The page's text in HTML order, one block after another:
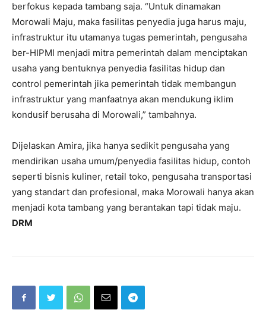
berfokus kepada tambang saja. “Untuk dinamakan
Morowali Maju, maka fasilitas penyedia juga harus maju,
infrastruktur itu utamanya tugas pemerintah, pengusaha
ber-HIPMI menjadi mitra pemerintah dalam menciptakan
usaha yang bentuknya penyedia fasilitas hidup dan
control pemerintah jika pemerintah tidak membangun
infrastruktur yang manfaatnya akan mendukung iklim
kondusif berusaha di Morowali,” tambahnya.
Dijelaskan Amira, jika hanya sedikit pengusaha yang
mendirikan usaha umum/penyedia fasilitas hidup, contoh
seperti bisnis kuliner, retail toko, pengusaha transportasi
yang standart dan profesional, maka Morowali hanya akan
menjadi kota tambang yang berantakan tapi tidak maju.
DRM